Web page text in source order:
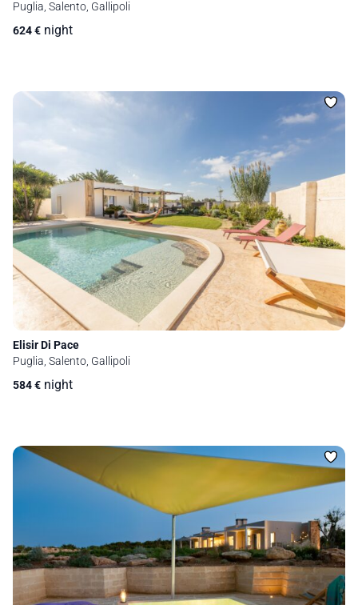
Puglia, Salento, Gallipoli
624€ night
Elisir Di Pace
Puglia, Salento, Gallipoli
584€ night